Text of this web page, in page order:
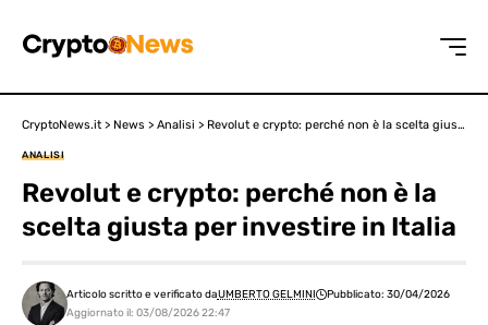
CryptoNews.it > News > Analisi > Revolut e crypto: perché non è la scelta giusta per investire in Italia
ANALISI
Revolut e crypto: perché non è la
scelta giusta per investire in Italia
Aggiornato il: 03/08/2026 22:47
Articolo scritto e verificato daUMBERTO GELMINI Pubblicato: 30/04/2026